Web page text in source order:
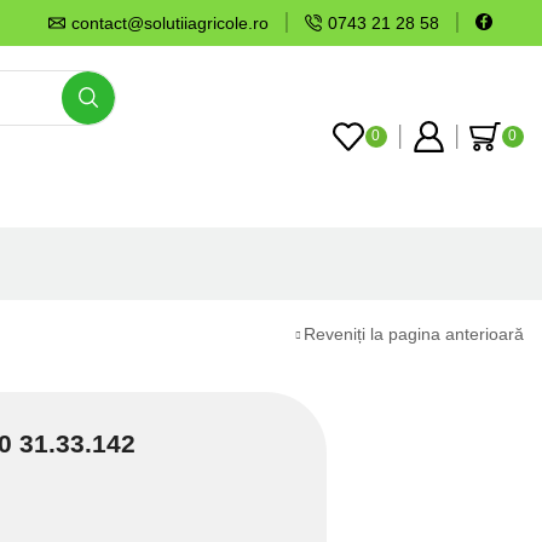
contact@solutiiagricole.ro 0743 21 28 58
0 0
Reveniți la pagina anterioară
31.33.142